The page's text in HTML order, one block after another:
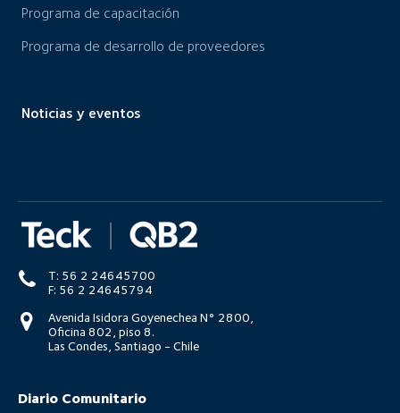
Programa de capacitación
Programa de desarrollo de proveedores
Noticias y eventos
T: 56 2 24645700
F: 56 2 24645794
Avenida Isidora Goyenechea N° 2800,
Oficina 802, piso 8.
Las Condes, Santiago - Chile
Diario Comunitario